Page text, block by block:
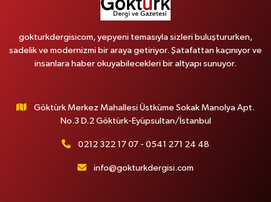
gokturkdergisicom, yepyeni temasıyla sizleri buluştururken,
sadelik ve modernizmi bir araya getiriyor. Şatafattan kaçınıyor ve
insanlara haber okuyabilecekleri bir altyapı sunuyor.
Göktürk Merkez Mahallesi Üstküme Sokak Manolya Apt.
No.3 D.2 Göktürk-Eyüpsultan/İstanbul
0212 322 17 07 - 0541 271 24 48
info@gokturkdergisi.com